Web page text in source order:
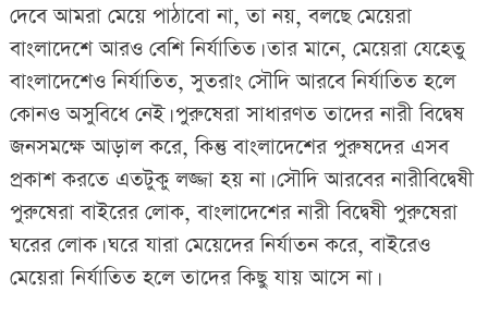
দেবে আমরা মেয়ে পাঠাবো না, তা নয়, বলছে মেয়েরা
বাংলাদেশে আরও বেশি নির্যাতিত। তার মানে, মেয়েরা যেহেতু
বাংলাদেশেও নির্যাতিত, সুতরাং সৌদি আরবে নির্যাতিত হলে
কোনও অসুবিধে নেই। পুরুষেরা সাধারণত তাদের নারী বিদ্বেষ
জনসমক্ষে আড়াল করে, কিন্তু বাংলাদেশের পুরুষদের এসব
প্রকাশ করতে এতটুকু লজ্জা হয় না। সৌদি আরবের নারীবিদ্বেষী
পুরুষেরা বাইরের লোক, বাংলাদেশের নারী বিদ্বেষী পুরুষেরা
ঘরের লোক। ঘরে যারা মেয়েদের নির্যাতন করে, বাইরেও
মেয়েরা নির্যাতিত হলে তাদের কিছু যায় আসে না।